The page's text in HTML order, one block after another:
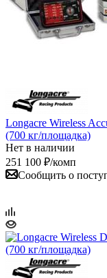
Longacre Wireless
(700 кг/площадка)
Нет в наличии
251 100 ₽/комп
Сообщить о